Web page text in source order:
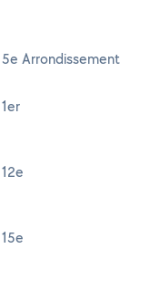
Arrondissement